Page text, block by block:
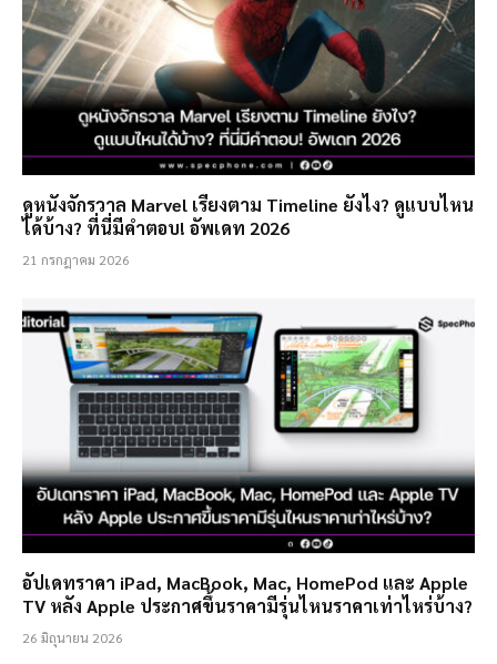
ดูหนังจักรวาล Marvel เรียงตาม Timeline ยังไง? ดูแบบไหน
ได้บ้าง? ที่นี่มีคำตอบ! อัพเดท 2026
21 กรกฎาคม 2026
อัปเดทราคา iPad, MacBook, Mac, HomePod และ Apple
TV หลัง Apple ประกาศขึ้นราคามีรุ่นไหนราคาเท่าไหร่บ้าง?
26 มิถุนายน 2026